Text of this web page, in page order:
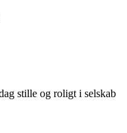
stille og roligt i selskab